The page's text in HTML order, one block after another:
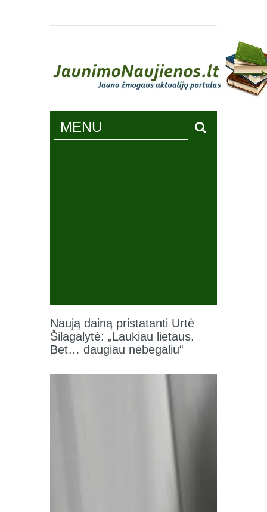
Jaunimonaujienos.lt
MENU
Naują dainą pristatanti Urtė
Šilagalytė: „Laukiau lietaus.
Bet… daugiau nebegaliu“